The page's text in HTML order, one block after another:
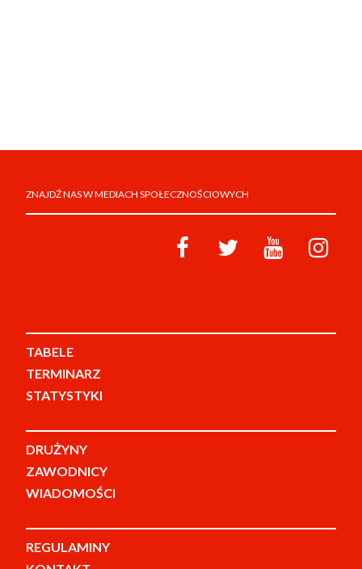
ZNAJDŹ NAS W MEDIACH SPOŁECZNOŚCIOWYCH
TABELE
TERMINARZ
STATYSTYKI
DRUŻYNY
ZAWODNICY
WIADOMOŚCI
REGULAMINY